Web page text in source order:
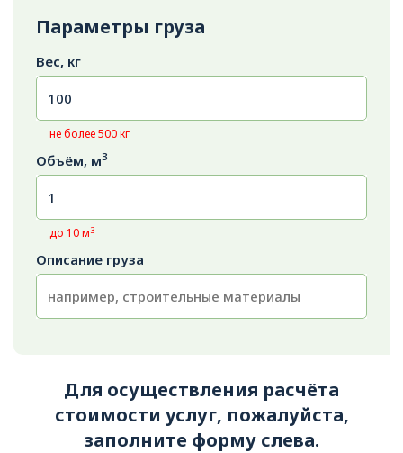
Параметры груза
Вес, кг
не более 500 кг
Объём, м3
до 10 м3
Описание груза
Для осуществления расчёта
стоимости услуг, пожалуйста,
заполните форму слева.